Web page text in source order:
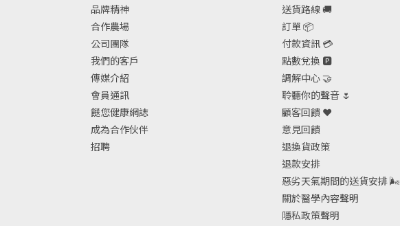
品牌精神
合作農場
公司團隊
我們的客戶
傳媒介紹
會員通訊
餸您健康網誌
成為合作伙伴
招聘
送貨路線 🚚
訂單 📦
付款資訊 💳
點數兌換 🅿️
調解中心 🤝
聆聽你的聲音 🌷
顧客回饋 ❤️
意見回饋
退換貨政策
退款安排
惡劣天氣期間的送貨安排🌬
關於醫學內容聲明
隱私政策聲明